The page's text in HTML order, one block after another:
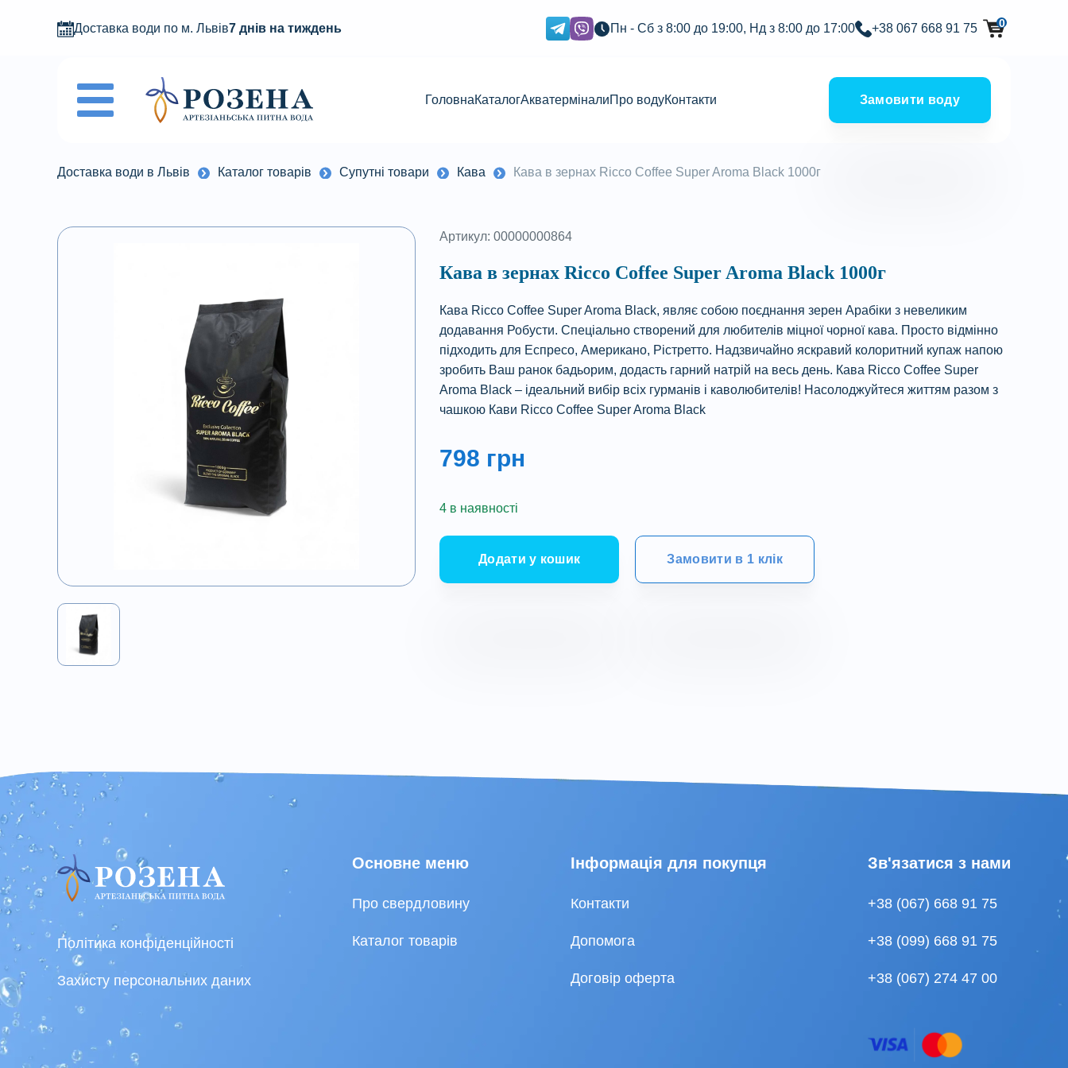
Доставка води по м. Львів7 днів на тиждень Пн - Сб з 8:00 до 19:00, Нд з 8:00 до 17:00 +38 067 668 91 75 0
ГоловнаКаталогАкватерміналиПро водуКонтакти Замовити воду
Доставка води в Львів Каталог товарів Супутні товари Кава Кава в зернах Ricco Coffee Super Aroma Black 1000г
Артикул: 00000000864
Кава в зернах Ricco Coffee Super Aroma Black 1000г
Кава Ricco Coffee Super Aroma Black, являє собою поєднання зерен Арабіки з невеликим
додавання Робусти. Спеціально створений для любителів міцної чорної кава. Просто відмінно
підходить для Еспресо, Американо, Рістретто. Надзвичайно яскравий колоритний купаж напою
зробить Ваш ранок бадьорим, додасть гарний натрій на весь день. Кава Ricco Coffee Super
Aroma Black – ідеальний вибір всіх гурманів і каволюбителів! Насолоджуйтеся життям разом з
чашкою Кави Ricco Coffee Super Aroma Black
798 грн
4 в наявності
Додати у кошик Замовити в 1 клік
Політика конфіденційності
Захисту персональних даних
Основне меню
Про свердловину
Каталог товарів
Інформація для покупця
Контакти
Допомога
Договір оферта
Зв'язатися з нами
+38 (067) 668 91 75
+38 (099) 668 91 75
+38 (067) 274 47 00